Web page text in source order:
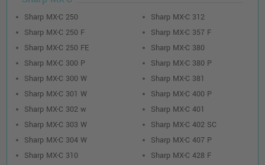
Sharp MX-C 250
Sharp MX-C 250 F
Sharp MX-C 250 FE
Sharp MX-C 300 P
Sharp MX-C 300 W
Sharp MX-C 301 W
Sharp MX-C 302 w
Sharp MX-C 303 W
Sharp MX-C 304 W
Sharp MX-C 310
Sharp MX-C 312
Sharp MX-C 357 F
Sharp MX-C 380
Sharp MX-C 380 P
Sharp MX-C 381
Sharp MX-C 400 P
Sharp MX-C 401
Sharp MX-C 402 SC
Sharp MX-C 407 P
Sharp MX-C 428 F